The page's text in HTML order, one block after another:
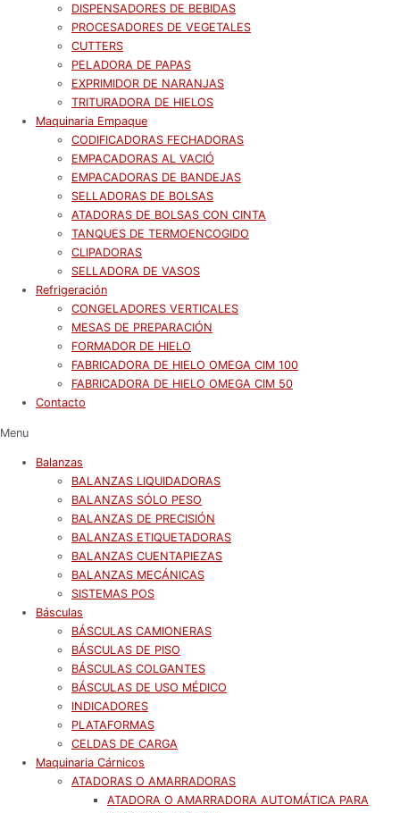
DISPENSADORES DE BEBIDAS
PROCESADORES DE VEGETALES
CUTTERS
PELADORA DE PAPAS
EXPRIMIDOR DE NARANJAS
TRITURADORA DE HIELOS
Maquinaria Empaque
CODIFICADORAS FECHADORAS
EMPACADORAS AL VACIÓ
EMPACADORAS DE BANDEJAS
SELLADORAS DE BOLSAS
ATADORAS DE BOLSAS CON CINTA
TANQUES DE TERMOENCOGIDO
CLIPADORAS
SELLADORA DE VASOS
Refrigeración
CONGELADORES VERTICALES
MESAS DE PREPARACIÓN
FORMADOR DE HIELO
FABRICADORA DE HIELO OMEGA CIM 100
FABRICADORA DE HIELO OMEGA CIM 50
Contacto
Menu
Balanzas
BALANZAS LIQUIDADORAS
BALANZAS SÓLO PESO
BALANZAS DE PRECISIÓN
BALANZAS ETIQUETADORAS
BALANZAS CUENTAPIEZAS
BALANZAS MECÁNICAS
SISTEMAS POS
Básculas
BÁSCULAS CAMIONERAS
BÁSCULAS DE PISO
BÁSCULAS COLGANTES
BÁSCULAS DE USO MÉDICO
INDICADORES
PLATAFORMAS
CELDAS DE CARGA
Maquinaria Cárnicos
ATADORAS O AMARRADORAS
ATADORA O AMARRADORA AUTOMÁTICA PARA